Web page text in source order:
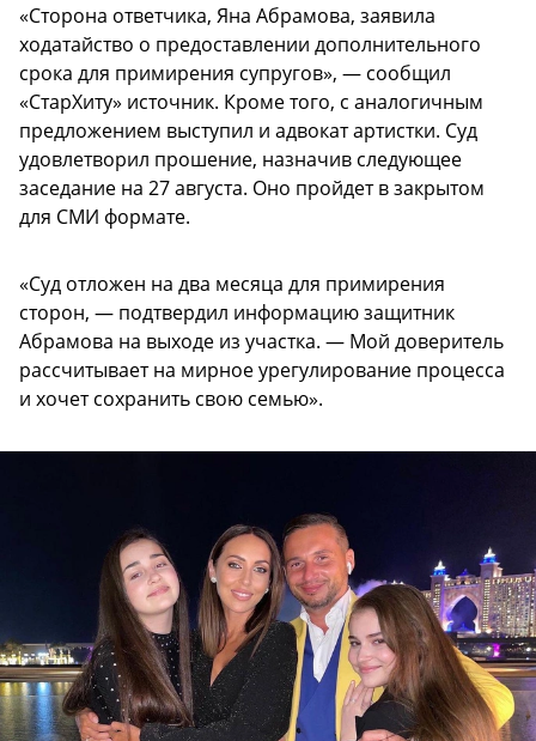
«Сторона ответчика, Яна Абрамова, заявила
ходатайство о предоставлении дополнительного
срока для примирения супругов», — сообщил
«СтарХиту» источник. Кроме того, с аналогичным
предложением выступил и адвокат артистки. Суд
удовлетворил прошение, назначив следующее
заседание на 27 августа. Оно пройдет в закрытом
для СМИ формате.
«Суд отложен на два месяца для примирения
сторон, — подтвердил информацию защитник
Абрамова на выходе из участка. — Мой доверитель
рассчитывает на мирное урегулирование процесса
и хочет сохранить свою семью».